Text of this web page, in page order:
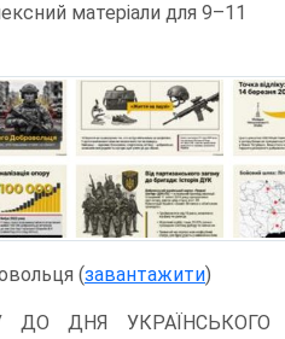
матеріали для 9–11
(завантажити)
ДО ДНЯ УКРАЇНСЬКОГО